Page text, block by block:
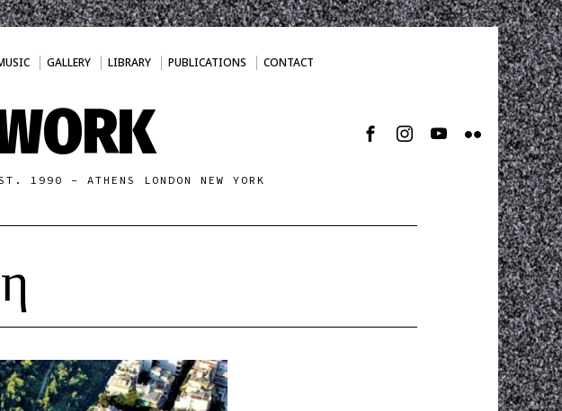
GALLERY LIBRARY PUBLICATIONS CONTACT
1990 - ATHENS LONDON NEW YORK